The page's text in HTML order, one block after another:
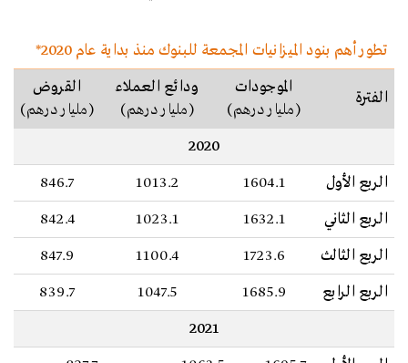
تطور أهم بنود الميزانيات المجمعة للبنوك منذ بداية عام 2020*
الفترة
الموجودات
(مليار درهم)
ودائع العملاء
(مليار درهم)
القروض
(مليار درهم)
2020
الربع الأول
1604.1
1013.2
846.7
الربع الثاني
1632.1
1023.1
842.4
الربع الثالث
1723.6
1100.4
847.9
الربع الرابع
1685.9
1047.5
839.7
2021